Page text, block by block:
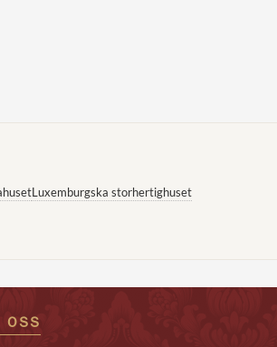
Luxemburgska storhertighuset
OSS